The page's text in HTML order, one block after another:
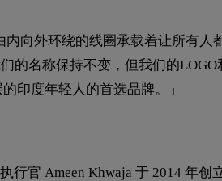
内向外环绕的线圈承载着让所有
的名称保持不变，但我们的
印度年轻人的首选品牌。」
行官 Ameen Khwaja 于 2014